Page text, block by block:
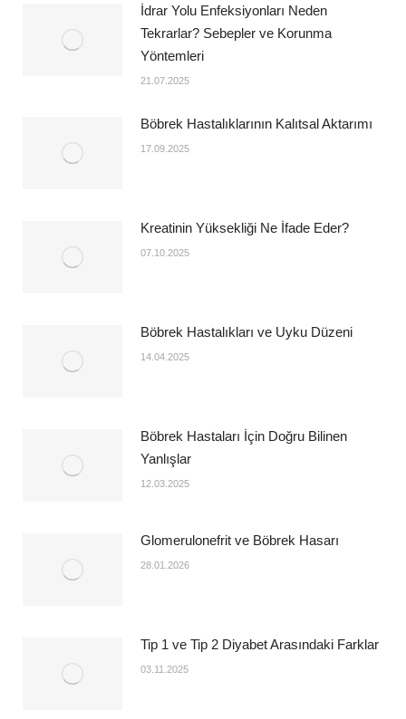
İdrar Yolu Enfeksiyonları Neden
Tekrarlar? Sebepler ve Korunma
Yöntemleri
21.07.2025
Böbrek Hastalıklarının Kalıtsal Aktarımı
17.09.2025
Kreatinin Yüksekliği Ne İfade Eder?
07.10.2025
Böbrek Hastalıkları ve Uyku Düzeni
14.04.2025
Böbrek Hastaları İçin Doğru Bilinen
Yanlışlar
12.03.2025
Glomerulonefrit ve Böbrek Hasarı
28.01.2026
Tip 1 ve Tip 2 Diyabet Arasındaki Farklar
03.11.2025